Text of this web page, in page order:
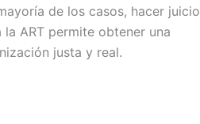
de los casos, hacer juicio
la ART permite obtener una
justa y real.